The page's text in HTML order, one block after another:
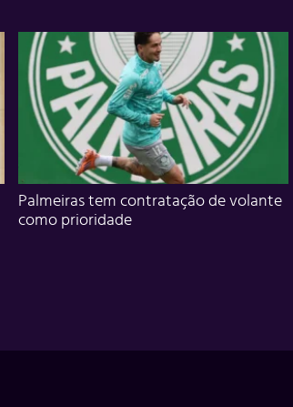
Palmeiras tem contratação de volante
como prioridade